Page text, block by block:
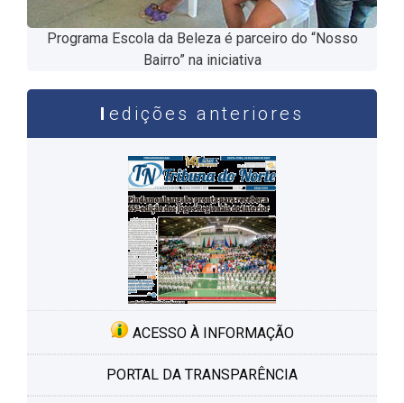
Programa Escola da Beleza é parceiro do “Nosso
Bairro” na iniciativa
edições anteriores
ACESSO À INFORMAÇÃO
PORTAL DA TRANSPARÊNCIA